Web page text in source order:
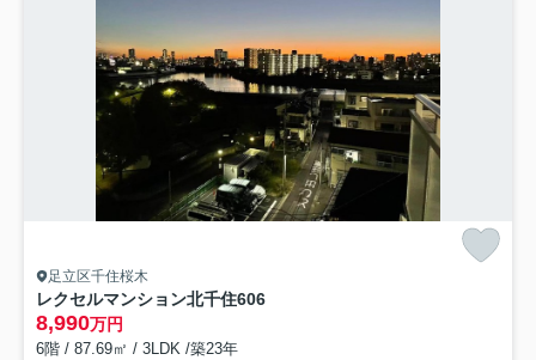
足立区千住桜木
レクセルマンション北千住606
8,990万円
6階 / 87.69㎡ / 3LDK /築23年